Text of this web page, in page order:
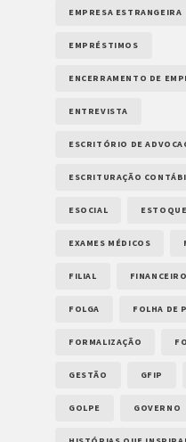
EMPRESA ESTRANGEIRA
EMPRÉSTIMOS
ENCERRAMENTO DE
ENTREVISTA
ESCRITÓRIO DE
ESCRITURAÇÃO
ESOCIAL ESTOQUE
EXAMES MÉDICOS
FILIAL FINANCEIRO
FOLGA FOLHA DE
FORMALIZAÇÃO
GESTÃO GFIP
GOLPE GOVERNO